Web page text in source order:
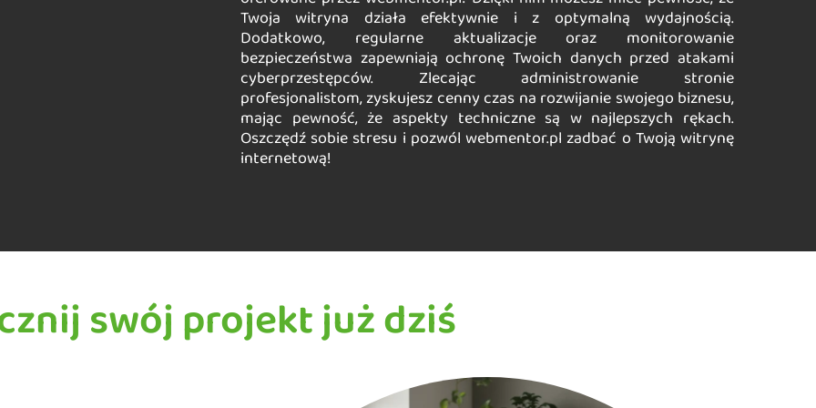
Twoja witryna działa efektywnie i z optymalną wydajnością.
Dodatkowo, regularne aktualizacje oraz monitorowanie
bezpieczeństwa zapewniają ochronę Twoich danych przed atakami
cyberprzestępców. Zlecając administrowanie stronie
profesjonalistom, zyskujesz cenny czas na rozwijanie swojego biznesu,
mając pewność, że aspekty techniczne są w najlepszych rękach.
Oszczędź sobie stresu i pozwól webmentor.pl zadbać o Twoją witrynę
internetową!
swój projekt już dziś